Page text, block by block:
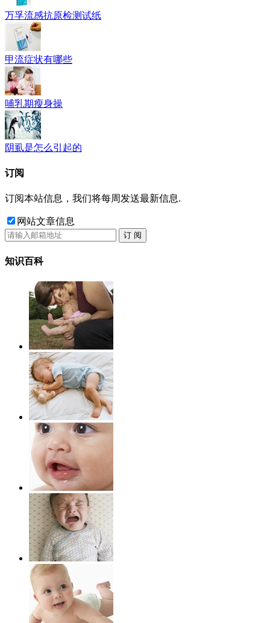
万孚流感抗原检测试纸
甲流症状有哪些
哺乳期瘦身操
阴虱是怎么引起的
订阅
订阅本站信息，我们将每周发送最新信息.
网站文章信息
订 阅
知识百科